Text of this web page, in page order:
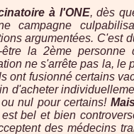
à l'ONE, dès
campagne
argumentées. C'est
la 2ème personne
ne s'arrête pas la, le
ont fusionné certains
d'acheter
nul pour certains!
bel et bien
des médecins